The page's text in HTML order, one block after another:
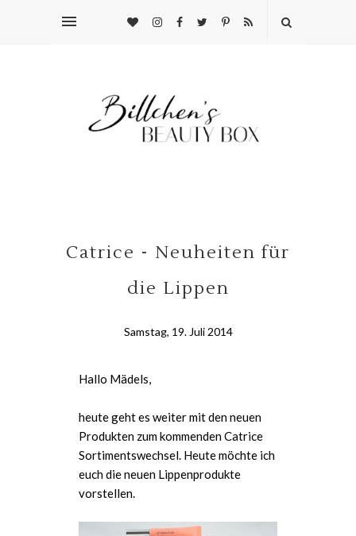
Catrice - Neuheiten für
die Lippen
Samstag, 19. Juli 2014
Hallo Mädels,
heute geht es weiter mit den neuen
Produkten zum kommenden Catrice
Sortimentswechsel. Heute möchte ich
euch die neuen Lippenprodukte
vorstellen.